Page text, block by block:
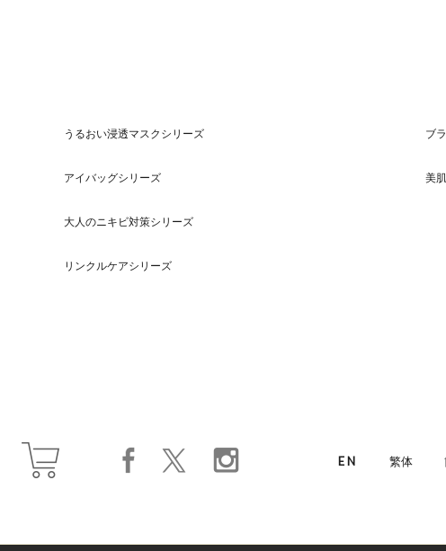
うるおい浸透マスクシリーズ
アイバッグシリーズ
大人のニキビ対策シリーズ
リンクルケアシリーズ
ブ
美
EN 繁体